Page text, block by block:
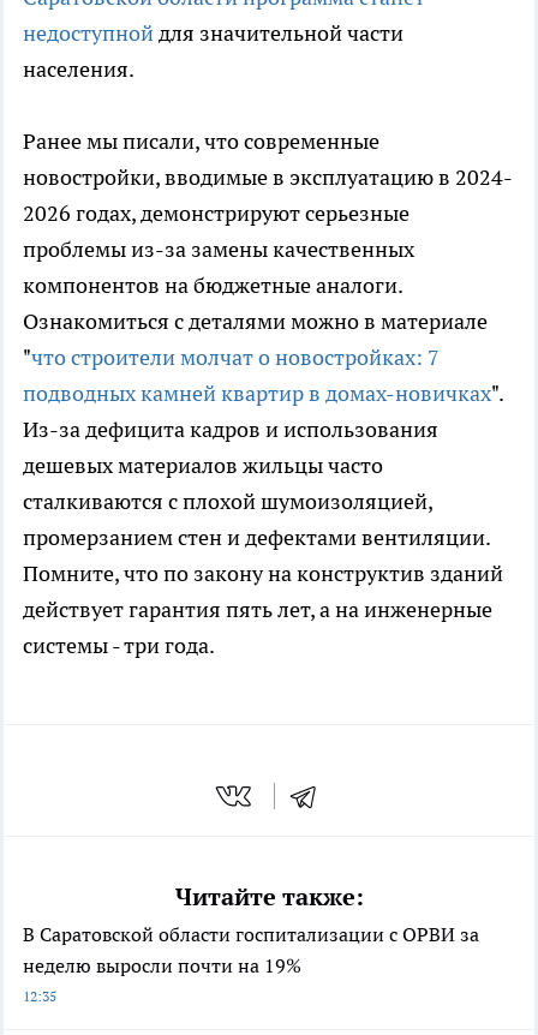
недоступнойдля значительной части
населения.
Ранее мы писали, что современные
новостройки, вводимые в эксплуатацию в 2024-
2026 годах, демонстрируют серьезные
проблемы из-за замены качественных
компонентов на бюджетные аналоги.
Ознакомиться с деталями можно в материале
"что строители молчат о новостройках: 7
подводных камней квартир в домах-новичках".
Из-за дефицита кадров и использования
дешевых материалов жильцы часто
сталкиваются с плохой шумоизоляцией,
промерзанием стен и дефектами вентиляции.
Помните, что по закону на конструктив зданий
действует гарантия пять лет, а на инженерные
системы - три года.
Читайте также:
В Саратовской области госпитализации с ОРВИ за
неделю выросли почти на 19%
12:35